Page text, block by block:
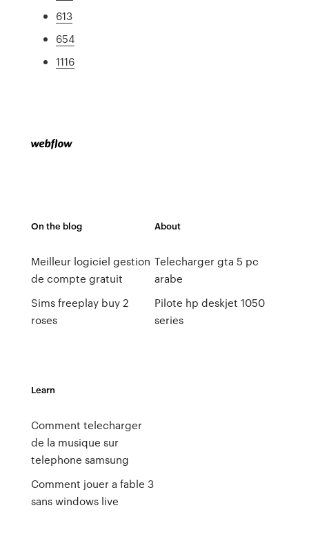
613
654
1116
On the blog
Meilleur logiciel gestion
de compte gratuit
Sims freeplay buy 2
roses
About
Telecharger gta 5 pc
arabe
Pilote hp deskjet 1050
series
Learn
Comment telecharger
de la musique sur
telephone samsung
Comment jouer a fable 3
sans windows live